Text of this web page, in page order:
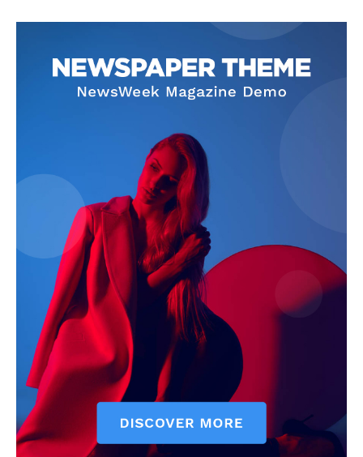
ELŐFIZETÉS
Hasznos
Előfizetés
Kapcsolat
Adatkezelési tájékoztató
Hirdetés